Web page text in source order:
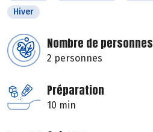
Hiver
Nombre de personnes
2 personnes
Préparation
10 min